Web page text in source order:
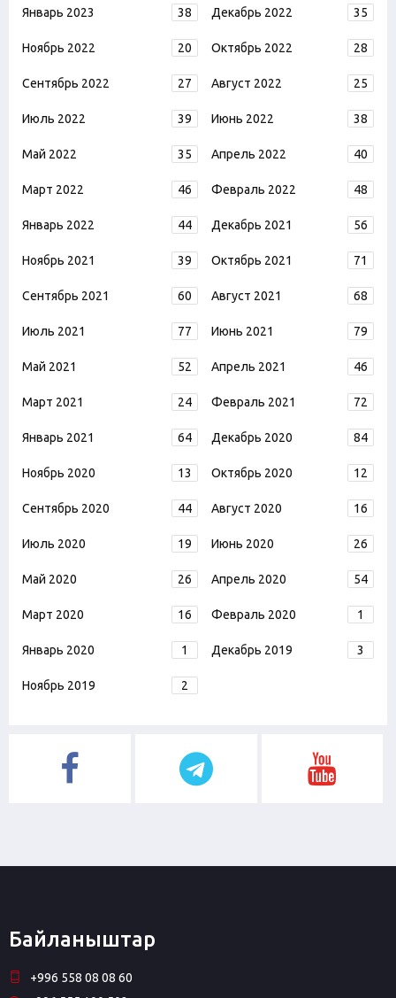
Январь 2023 38 Декабрь 2022 35
Ноябрь 2022 20 Октябрь 2022 28
Сентябрь 2022 27 Август 2022 25
Июль 2022 39 Июнь 2022 38
Май 2022 35 Апрель 2022 40
Март 2022 46 Февраль 2022 48
Январь 2022 44 Декабрь 2021 56
Ноябрь 2021 39 Октябрь 2021 71
Сентябрь 2021 60 Август 2021 68
Июль 2021 77 Июнь 2021 79
Май 2021 52 Апрель 2021 46
Март 2021 24 Февраль 2021 72
Январь 2021 64 Декабрь 2020 84
Ноябрь 2020 13 Октябрь 2020 12
Сентябрь 2020 44 Август 2020 16
Июль 2020 19 Июнь 2020 26
Май 2020 26 Апрель 2020 54
Март 2020 16 Февраль 2020 1
Январь 2020 1 Декабрь 2019 3
Ноябрь 2019 2
Байланыштар
+996 558 08 08 60